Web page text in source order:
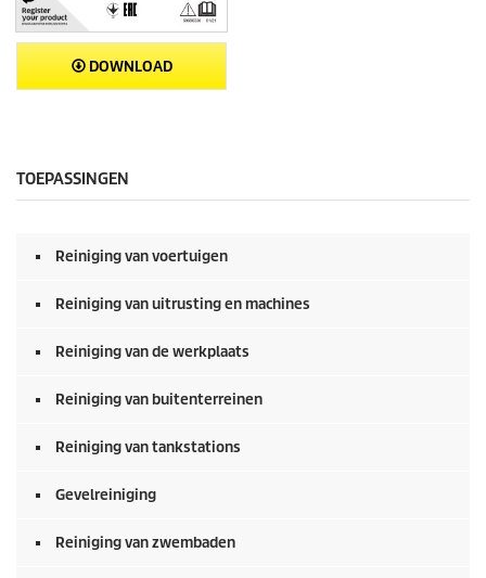
DOWNLOAD
TOEPASSINGEN
Reiniging van voertuigen
Reiniging van uitrusting en machines
Reiniging van de werkplaats
Reiniging van buitenterreinen
Reiniging van tankstations
Gevelreiniging
Reiniging van zwembaden